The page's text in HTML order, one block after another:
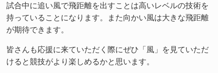
試合中に追い風で飛距離を出すことは高いレベルの技術を
持っていることになります。また向かい風は大きな飛距離
が期待できます。
皆さんも応援に来ていただく際にぜひ「風」を見ていただ
けると競技がより楽しめるかと思います。